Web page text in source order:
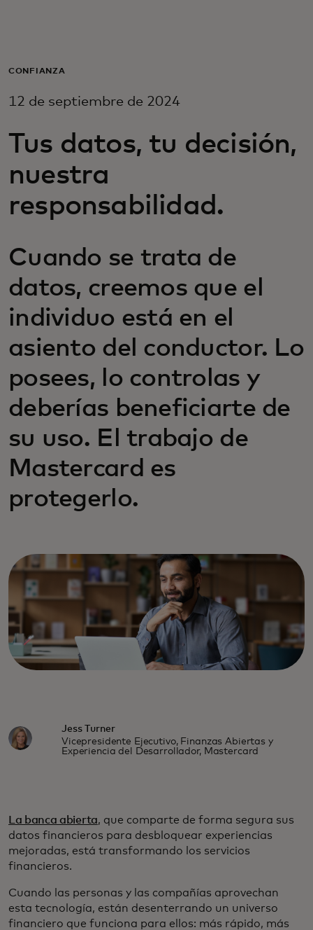
Para empresas
Para innovadores
Noticias y tendencias
CONFIANZA
12 de septiembre de 2024
Tus datos, tu decisión,
nuestra
responsabilidad.
Cuando se trata de
datos, creemos que el
individuo está en el
asiento del conductor. Lo
posees, lo controlas y
deberías beneficiarte de
su uso. El trabajo de
Mastercard es
protegerlo.
Jess Turner
Vicepresidente Ejecutivo, Finanzas Abiertas y
Experiencia del Desarrollador, Mastercard
La banca abierta, que comparte de forma segura sus
datos financieros para desbloquear experiencias
mejoradas, está transformando los servicios
financieros.
Cuando las personas y las compañías aprovechan
esta tecnología, están desenterrando un universo
financiero que funciona para ellos: más rápido, más